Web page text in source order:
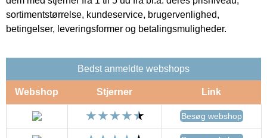
sortimentstørrelse, kundeservice, brugervenlighed,
betingelser, leveringsformer og betalingsmuligheder.
Bedst anmeldte webshops
Webshop Stjerner Link
Besøg webshop